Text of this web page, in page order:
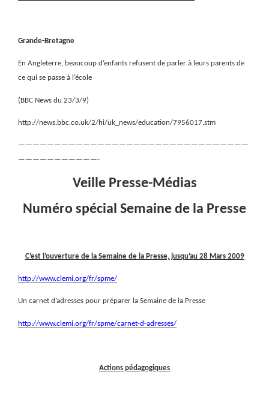
Grande-Bretagne
En Angleterre, beaucoup d’enfants refusent de parler à leurs parents de
ce qui se passe à l’école
(BBC News du 23/3/9)
http://news.bbc.co.uk/2/hi/uk_news/education/7956017.stm
————————————————————————————————
———————————-
Veille Presse-Médias
Numéro spécial Semaine de la Presse
C’est l’ouverture de la Semaine de la Presse, jusqu’au 28 Mars 2009
http://www.clemi.org/fr/spme/
Un carnet d’adresses pour préparer la Semaine de la Presse
http://www.clemi.org/fr/spme/carnet-d-adresses/
Actions pédagogiques